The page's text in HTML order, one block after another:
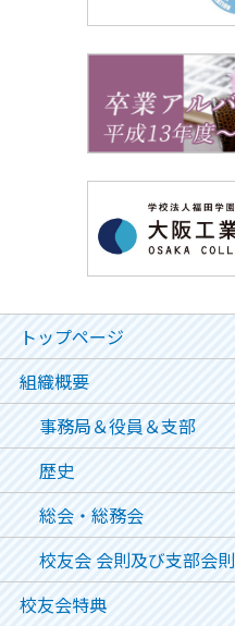
トップページ
組織概要
事務局＆役員＆支部
歴史
総会・総務会
校友会 会則及び支部会則
校友会特典